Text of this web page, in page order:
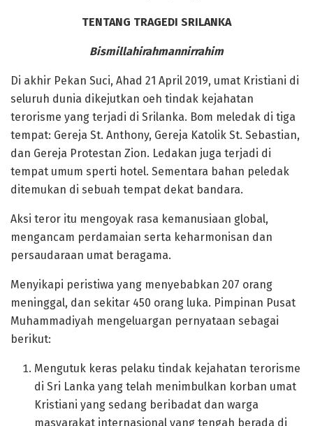
TENTANG TRAGEDI SRILANKA
Bismillahirahmannirrahim
Di akhir Pekan Suci, Ahad 21 April 2019, umat Kristiani di
seluruh dunia dikejutkan oeh tindak kejahatan
terorisme yang terjadi di Srilanka. Bom meledak di tiga
tempat: Gereja St. Anthony, Gereja Katolik St. Sebastian,
dan Gereja Protestan Zion. Ledakan juga terjadi di
tempat umum sperti hotel. Sementara bahan peledak
ditemukan di sebuah tempat dekat bandara.
Aksi teror itu mengoyak rasa kemanusiaan global,
mengancam perdamaian serta keharmonisan dan
persaudaraan umat beragama.
Menyikapi peristiwa yang menyebabkan 207 orang
meninggal, dan sekitar 450 orang luka. Pimpinan Pusat
Muhammadiyah mengeluargan pernyataan sebagai
berikut:
Mengutuk keras pelaku tindak kejahatan terorisme
di Sri Lanka yang telah menimbulkan korban umat
Kristiani yang sedang beribadat dan warga
masyarakat internasional yang tengah berada di